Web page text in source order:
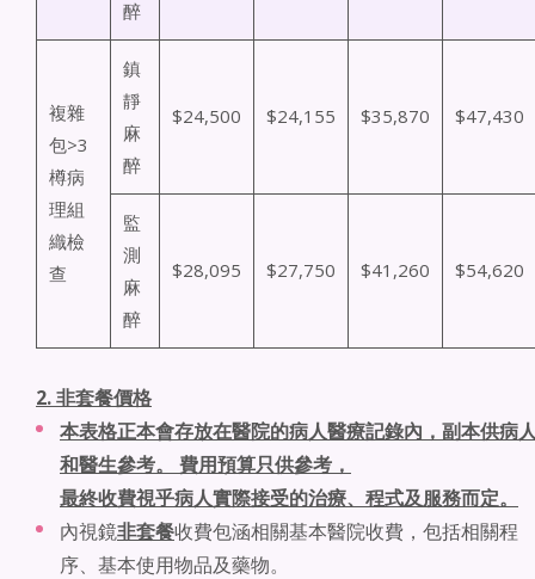
醉
複雜
包>3
樽病
理組
織檢
查
鎮
靜
麻
醉
$24,500 $24,155 $35,870 $47,430
監
測
麻
醉
$28,095 $27,750 $41,260 $54,620
2.非套餐價格
本表格正本會存放在醫院的病人醫療記錄內，副本供病
和醫生參考。 費用預算只供參考，
最終收費視乎病人實際接受的治療、程式及服務而定。
內視鏡非套餐收費包涵相關基本醫院收費，包括相關程
序、基本使用物品及藥物。